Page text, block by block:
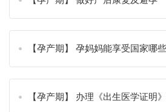
【孕产期】 孕妈妈能享受国家哪
【孕产期】 办理《出生医学证明